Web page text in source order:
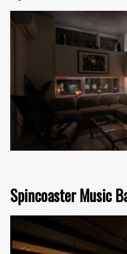
Spincoaster Music